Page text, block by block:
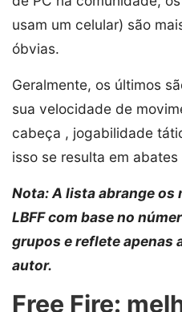
usam um celular) são
óbvias.
Geralmente, os últimos
sua velocidade de
cabeça , jogabilidade
isso se resulta em
Nota: A lista abrange os
LBFF com base no
grupos e reflete apenas
autor.
Free Fire: